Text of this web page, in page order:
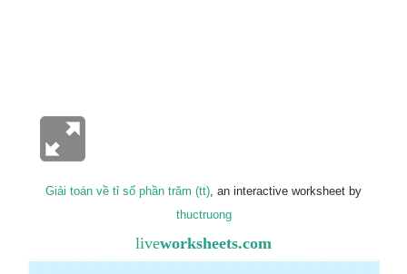
Giải toán về tỉ số phần trăm (tt) , an interactive worksheet by
thuctruong
liveworksheets.com